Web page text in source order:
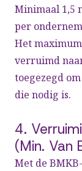
Minimaal 1,5
per
Het
verruimd
toegezegd
die nodig is.
4.
(Min. Van
Met de